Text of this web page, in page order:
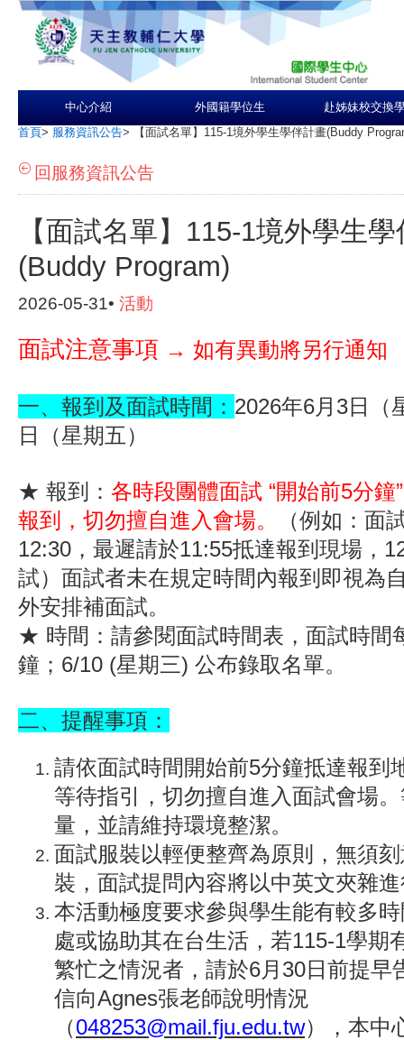
中心介紹 外國籍學位生 赴姊妹校交換
首頁> 服務資訊公告> 【面試名單】115-1境外學生學伴計畫(Buddy
回服務資訊公告
【面試名單】115-1境外學生
(Buddy Program)
2026-05-31• 活動
面試注意事項 → 如有異動將另行通知
一、報到及面試時間： 2026年6月3日（
日（星期五）
★ 報到： 各時段團體面試 “開始前5分鐘
報到，切勿擅自進入會場。
（例如：面
12:30，最遲請於11:55抵達報到現場，
試）面試者未在規定時間內報到即視為
外安排補面試。
★ 時間：請參閱面試時間表，面試時間
鐘；6/10 (星期三) 公布錄取名單。
二、提醒事項：
請依面試時間開始前5分鐘抵達報到
等待指引，切勿擅自進入面試會場
量，並請維持環境整潔。
面試服裝以輕便整齊為原則，無須
裝，面試提問內容將以中英文夾雜
本活動極度要求參與學生能有較多
處或協助其在台生活，若115-1學期
繁忙之情況者，請於6月30日前提早
信向Agnes張老師說明情況
（048253@mail.fju.edu.tw），本中